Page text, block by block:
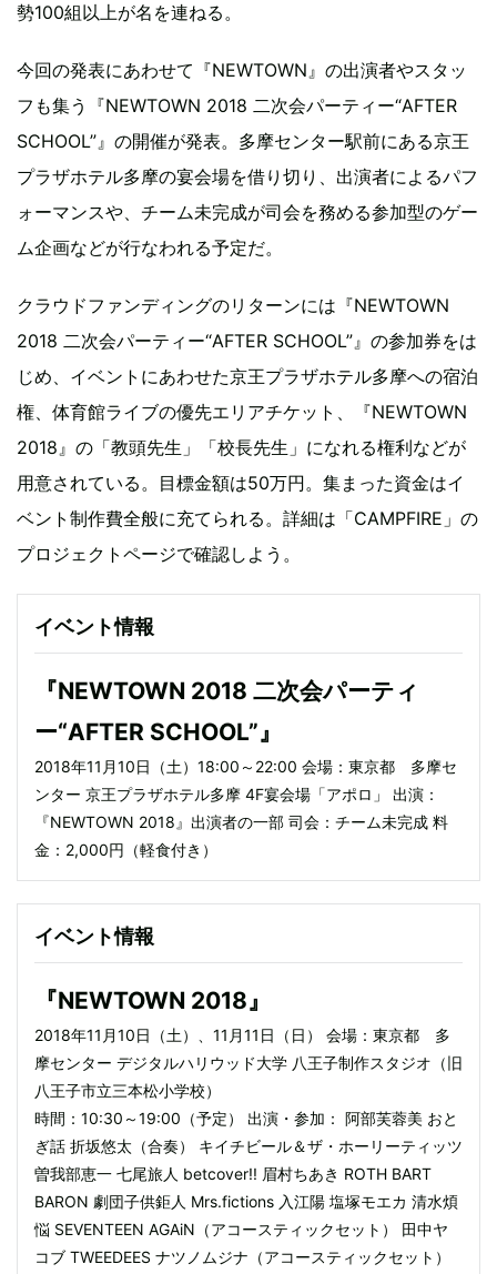
勢100組以上が名を連ねる。
今回の発表にあわせて『NEWTOWN』の出演者やスタッ
フも集う『NEWTOWN 2018 二次会パーティー“AFTER
SCHOOL”』の開催が発表。多摩センター駅前にある京王
プラザホテル多摩の宴会場を借り切り、出演者によるパフ
ォーマンスや、チーム未完成が司会を務める参加型のゲー
ム企画などが行なわれる予定だ。
クラウドファンディングのリターンには『NEWTOWN
2018 二次会パーティー“AFTER SCHOOL”』の参加券をは
じめ、イベントにあわせた京王プラザホテル多摩への宿泊
権、体育館ライブの優先エリアチケット、『NEWTOWN
2018』の「教頭先生」「校長先生」になれる権利などが
用意されている。目標金額は50万円。集まった資金はイ
ベント制作費全般に充てられる。詳細は「CAMPFIRE」の
プロジェクトページで確認しよう。
イベント情報
『NEWTOWN 2018 二次会パーティ
ー“AFTER SCHOOL”』
2018年11月10日（土）18:00～22:00 会場：東京都 多摩セ
ンター 京王プラザホテル多摩 4F宴会場「アポロ」 出演：
『NEWTOWN 2018』出演者の一部 司会：チーム未完成 料
金：2,000円（軽食付き）
イベント情報
『NEWTOWN 2018』
2018年11月10日（土）、11月11日（日） 会場：東京都 多
摩センター デジタルハリウッド大学 八王子制作スタジオ（旧
八王子市立三本松小学校）
時間：10:30～19:00（予定） 出演・参加： 阿部芙蓉美 おと
ぎ話 折坂悠太（合奏） キイチビール＆ザ・ホーリーティッツ
曽我部恵一 七尾旅人 betcover!! 眉村ちあき ROTH BART
BARON 劇団子供鉅人 Mrs.fictions 入江陽 塩塚モエカ 清水煩
悩 SEVENTEEN AGAiN（アコースティックセット） 田中ヤ
コブ TWEEDEES ナツノムジナ（アコースティックセット）